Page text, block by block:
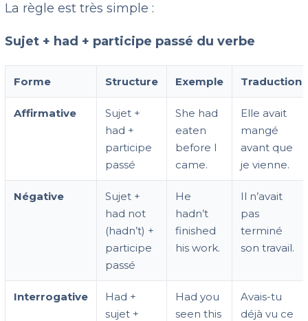
La règle est très simple :
Sujet + had + participe passé du verbe
Forme Structure Exemple Traduction
Affirmative
Sujet +
had +
participe
passé
She had
eaten
before I
came.
Elle avait
mangé
avant que
je vienne.
Négative
Sujet +
had not
(hadn’t) +
participe
passé
He
hadn’t
finished
his work.
Il n’avait
pas
terminé
son travail.
Interrogative
Had +
sujet +
Had you
seen this
Avais-tu
déjà vu ce